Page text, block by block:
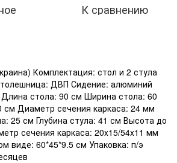
К сравнению
Комплектация: стол и 2 стула
ДВП Сидение: алюминий
стола: 90 см Ширина стола: 60
см Диаметр сечения каркаса: 24 мм
25 см Глубина стула: 41 см Высота до
сечения каркаса: 20x15/54x11 мм
виде: 60*45*9.5 см Упаковка: п/э